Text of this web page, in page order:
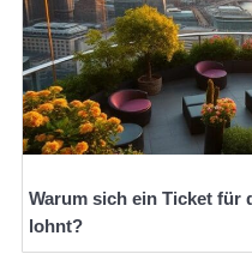
Warum sich ein Ticket für
lohnt?